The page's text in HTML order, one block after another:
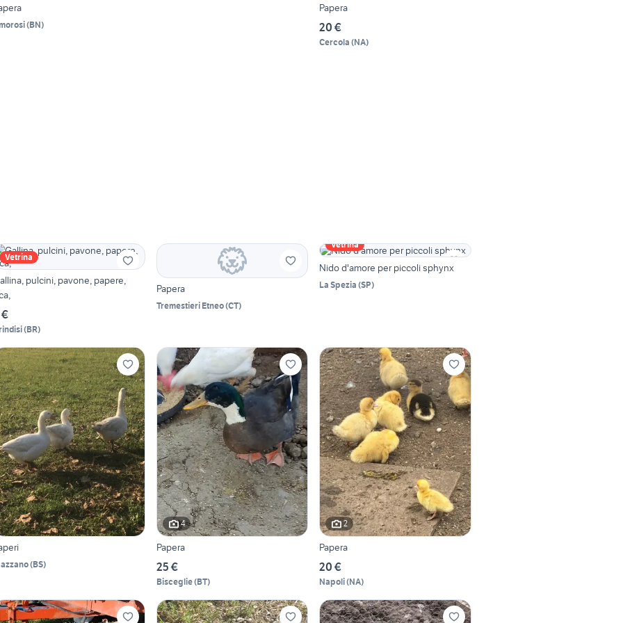
(BN)
Papera
20 €
Cercola (NA)
Vetrina
pulcini, pavone, papere,
(BR)
Papera
Tremestieri Etneo(CT)
Vetrina
Nido d'amore per piccoli sphynx
La Spezia (SP)
(BS)
4
Papera
25 €
Bisceglie(BT)
2
Papera
20 €
Napoli(NA)